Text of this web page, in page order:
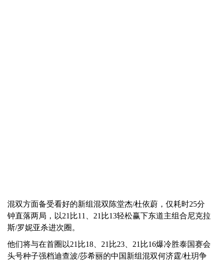
混双方面备受看好的新组混双陈堂杰/杜依蔚，仅耗时25分
钟直落两局，以21比11、21比13轻松赢下东道主组合尼克拉
斯/罗妮亚杀进次圈。
他们将与在首圈以21比18、21比23、21比16爆冷胜泰国赛会
头号种子强档迪查波/莎希丽的中国新组混双何济霆/杜玥争